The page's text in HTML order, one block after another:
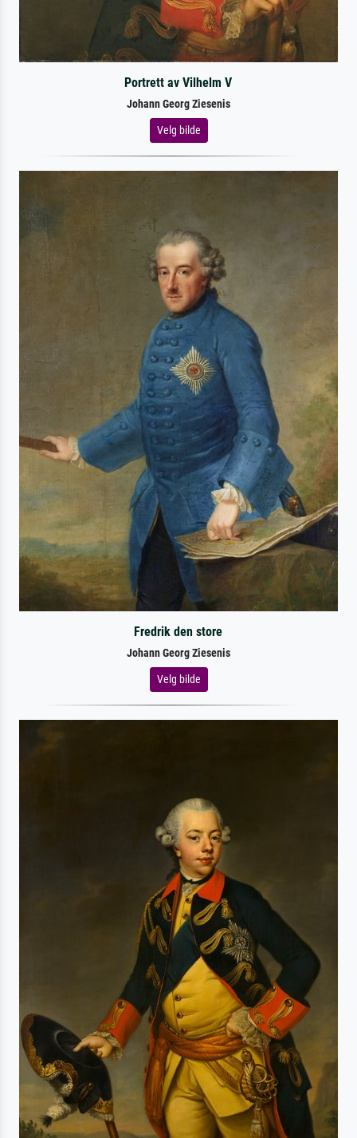
Portrett av Vilhelm V
Johann Georg Ziesenis
Velg bilde
Fredrik den store
Johann Georg Ziesenis
Velg bilde